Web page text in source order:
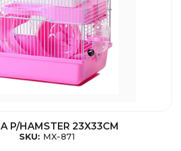
P/HAMSTER 23X33CM
SKU: MX-871